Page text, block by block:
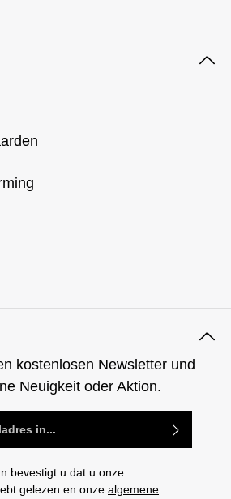
kostenlosen Newsletter und
Neuigkeit oder Aktion.
bevestigt u dat u onze
gelezen en onze algemene